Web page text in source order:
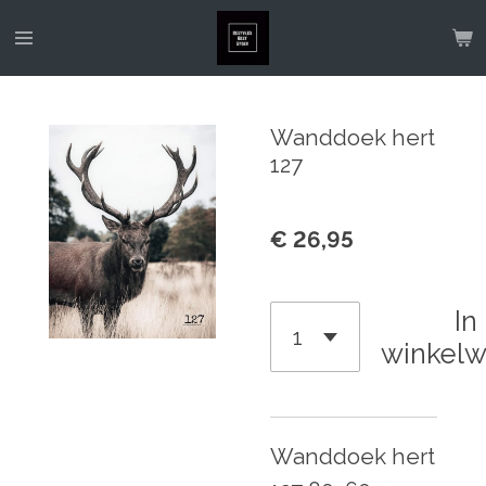
Ga
hoofdinhoud
Wanddoek hert
127
€ 26,95
In
Wanddoek hert